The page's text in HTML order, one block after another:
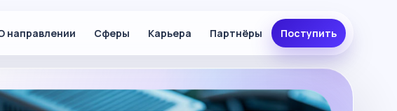
направлении Сферы Карьера Партнёры Поступить